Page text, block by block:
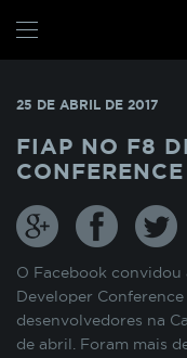
GRADUAÇÃO
MBA s TECH
PÓS TECH
FIAP ON
25 DE ABRIL DE 2017
FIAP NO F8
CONFERENCE
O Facebook
Developer
desenvolvedores na
de abril. Foram mais
cookies para
navegação em
armazenam
informações
nossas páginas.
COOKIES